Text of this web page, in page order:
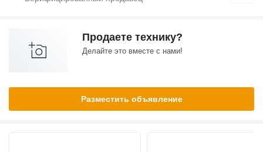
Продаете технику?
Делайте это вместе с нами!
Разместить объявление